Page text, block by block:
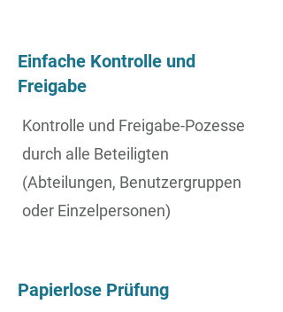
Einfache Kontrolle und
Freigabe
Kontrolle und Freigabe-Pozesse
durch alle Beteiligten
(Abteilungen, Benutzergruppen
oder Einzelpersonen)
Papierlose Prüfung